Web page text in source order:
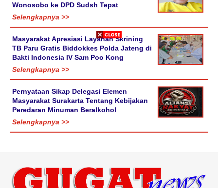
Wonosobo ke DPD Sudsh Tepat
Selengkapnya >>
Masyarakat Apresiasi Layanan Skrining
TB Paru Gratis Biddokkes Polda Jateng di
Bakti Indonesia IV Sam Poo Kong
Selengkapnya >>
Pernyataan Sikap Delegasi Elemen
Masyarakat Surakarta Tentang Kebijakan
Peredaran Minuman Beralkohol
Selengkapnya >>